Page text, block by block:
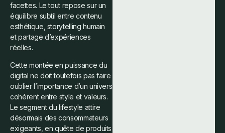
facettes. Le tout repose sur un
équilibre subtil entre contenu
esthétique, storytelling humain
et partage d’expériences
réelles.
Cette montée en puissance du
digital ne doit toutefois pas faire
oublier l’importance d’un univers
cohérent entre style et valeurs.
Le segment du lifestyle attire
désormais des consommateurs
exigeants, en quête de produits